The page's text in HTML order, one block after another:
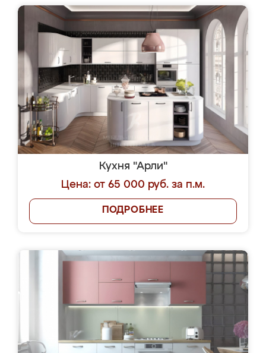
Кухня "Арли"
Цена: от 65 000 руб. за п.м.
ПОДРОБНЕЕ